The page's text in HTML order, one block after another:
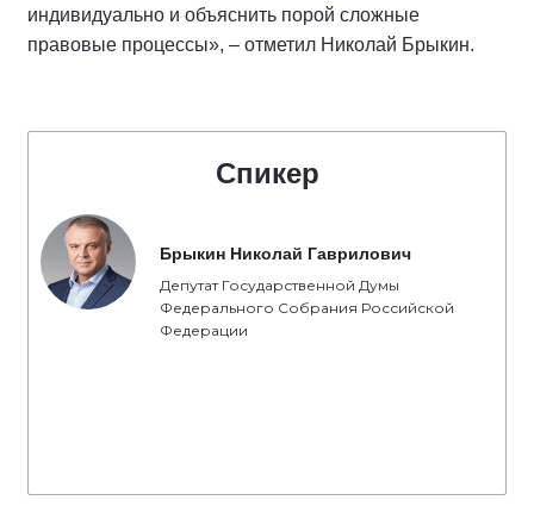
индивидуально и объяснить порой сложные
правовые процессы», – отметил Николай Брыкин.
Спикер
Брыкин Николай Гаврилович
Депутат Государственной Думы
Федерального Собрания Российской
Федерации